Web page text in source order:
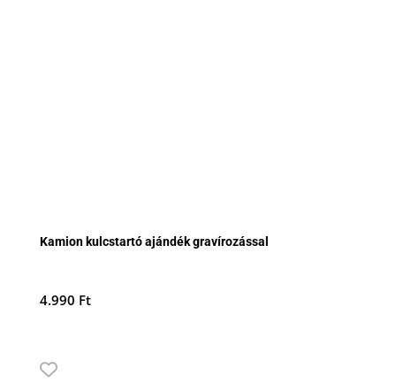
Kamion kulcstartó ajándék gravírozással
4.990 Ft